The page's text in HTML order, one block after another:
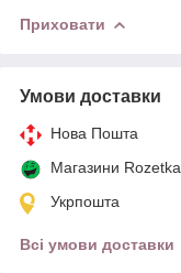
Приховати
Умови доставки
Нова Пошта
Магазини Rozetka
Укрпошта
Всі умови доставки